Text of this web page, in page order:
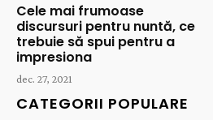
Cele mai frumoase
discursuri pentru nuntă, ce
trebuie să spui pentru a
impresiona
dec. 27, 2021
CATEGORII POPULARE